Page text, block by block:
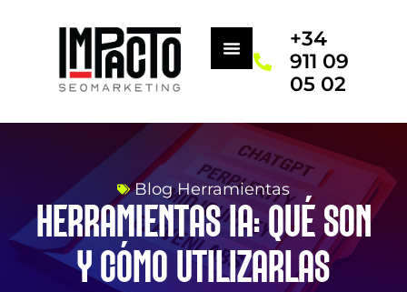
+34
911 09
05 02
Blog Herramientas
HERRAMIENTAS IA: QUÉ SON
Y CÓMO UTILIZARLAS